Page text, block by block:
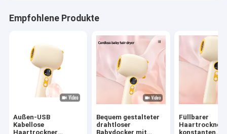
Empfohlene Produkte
Außen-USB
Kabellose
Haartrockner
Bequem gestalteter
drahtloser
Babydocker mit
Füllbarer
Haartrockner
konstanten